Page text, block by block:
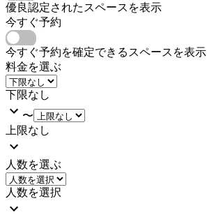
優良認定されたスペースを表示
今すぐ予約
今すぐ予約を確定できるスペースを表示
料金を選ぶ
下限なし
〜
上限なし
人数を選ぶ
人数を選択